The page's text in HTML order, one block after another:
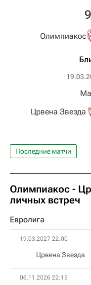
Олимпиакос
Црвена Звезда
Последние матчи
Олимпиакос -
личных встреч
Евролига
19.03.2027 22:00
Црвена Звезда
06.11.2026 22:15